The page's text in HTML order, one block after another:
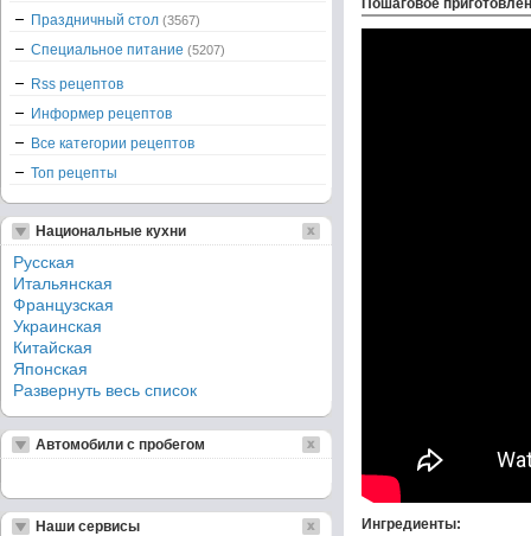
Пошаговое
Ингредиенты:
Праздничный стол (3567)
Специальное питание (5207)
Rss рецептов
Информер рецептов
Все категории рецептов
Топ рецепты
Национальные кухни
Русская
Итальянская
Французская
Украинская
Китайская
Японская
Развернуть весь список
Автомобили с пробегом
Наши сервисы